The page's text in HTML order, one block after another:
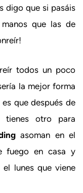
digo que si pasáis
que las de
todos un poco
la mejor forma
que después de
otro para
asoman en el
fuego en casa y
lunes que viene